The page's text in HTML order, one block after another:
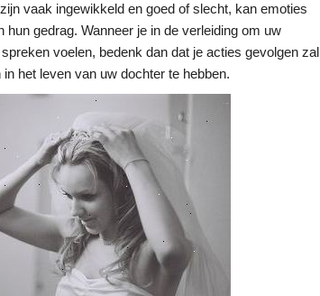
vaak ingewikkeld en goed of slecht, kan emoties
gedrag. Wanneer je in de verleiding om uw
voelen, bedenk dan dat je acties gevolgen zal
het leven van uw dochter te hebben.